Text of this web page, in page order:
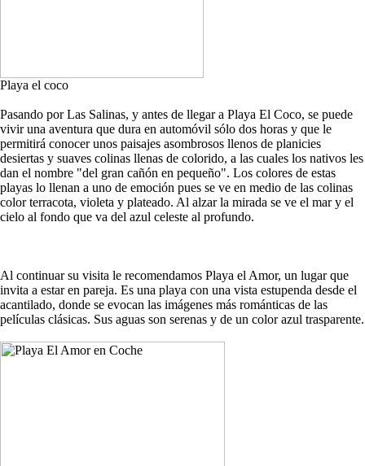
Playa el coco
Pasando por Las Salinas, y antes de llegar a Playa El Coco, se puede
vivir una aventura que dura en automóvil sólo dos horas y que le
permitirá conocer unos paisajes asombrosos llenos de planicies
desiertas y suaves colinas llenas de colorido, a las cuales los nativos les
dan el nombre "del gran cañón en pequeño". Los colores de estas
playas lo llenan a uno de emoción pues se ve en medio de las colinas
color terracota, violeta y plateado. Al alzar la mirada se ve el mar y el
cielo al fondo que va del azul celeste al profundo.
Al continuar su visita le recomendamos Playa el Amor, un lugar que
invita a estar en pareja. Es una playa con una vista estupenda desde el
acantilado, donde se evocan las imágenes más románticas de las
películas clásicas. Sus aguas son serenas y de un color azul trasparente.